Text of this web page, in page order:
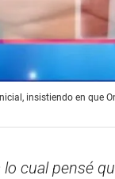
insistiendo en que
cual pensé